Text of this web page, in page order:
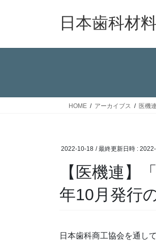
日本歯科材
HOME アーカイブス 医機連
2022-10-18 / 最終更新日時 :
【医機連】
年10月発行
日本歯科商工協会を通し